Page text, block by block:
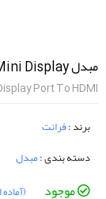
مبدل Mini Display به HDMI فرانت مدل FN-MDPH11P
Port To HDMI
برند :فرانت
دسته بندی :مبدل
موجود